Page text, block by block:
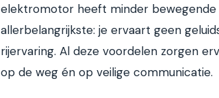
elektromotor heeft minder bewegende
allerbelangrijkste: je ervaart geen
rijervaring. Al deze voordelen zorgen
op de weg én op veilige communicatie.